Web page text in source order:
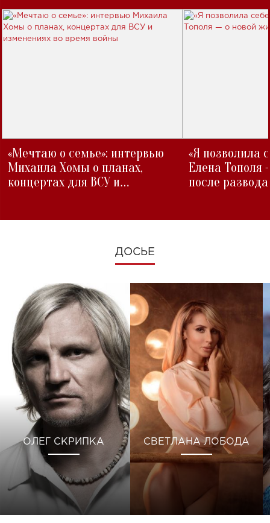
«Мечтаю о семье»: интервью
Михаила Хомы о планах,
концертах для ВСУ и
«Я позволила
Елена Тополя
после развода
ДОСЬЕ
ОЛЕГ СКРИПКА СВЕТЛАНА ЛОБОДА